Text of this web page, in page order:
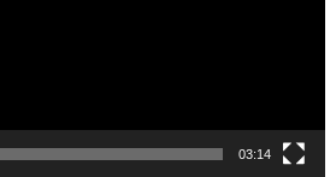
03:14